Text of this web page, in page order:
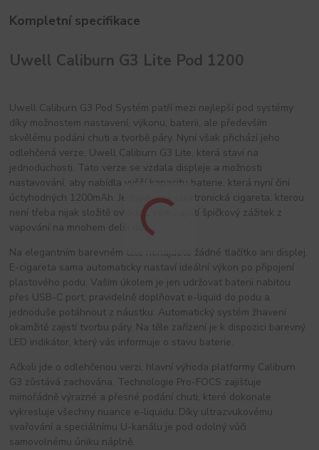
Kompletní specifikace
Uwell Caliburn G3 Lite Pod 1200
Uwell Caliburn G3 Pod Systém patří mezi nejlepší pod systémy
díky možnostem nastavení, výkonu, baterii, ale především
skvělému podání chuti a tvorbě páry. Nyní však přichází jeho
odlehčená verze, Uwell Caliburn G3 Lite, která staví na
jednoduchosti. Tato verze se vzdala displeje a možnosti
nastavování, aby nabídla vyšší kapacitu baterie, která nyní činí
úctyhodných 1200mAh. Jednoduchá elektronická cigareta, kterou
není třeba nijak složitě ovládat, vám zajistí špičkový zážitek z
vapování na mnohem delší dobu.
Na elegantním barevném těle nenajdete žádné tlačítko ani displej.
E-cigareta sama automaticky nastaví ideální výkon po připojení
plastového podu. Vaším úkolem je jen udržovat baterii nabitou
přes USB-C port, pravidelně doplňovat e-liquid do podu a
jednoduše potáhnout z náustku. Automatický systém žhavení
okamžitě zajistí tvorbu páry. Na těle zařízení je k dispozici barevný
LED indikátor, který vás informuje o stavu baterie.
Ačkoli jde o odlehčenou verzi, hlavní výhoda platformy Caliburn
G3 zůstává zachována. Technologie Pro-FOCS zajišťuje
mimořádně výrazné a přesné podání chuti, které dokonale
vykresluje všechny nuance e-liquidu. Díky ultrazvukovému
svařování a speciálnímu U-kanálu je pod odolný vůči
samovolnému úniku náplně.